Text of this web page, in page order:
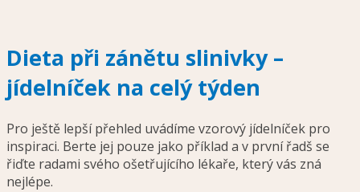
Dieta při zánětu slinivky –
jídelníček na celý týden
Pro ještě lepší přehled uvádíme vzorový jídelníček pro
inspiraci. Berte jej pouze jako příklad a v první řadš se
řiďte radami svého ošetřujícího lékaře, který vás zná
nejlépe.